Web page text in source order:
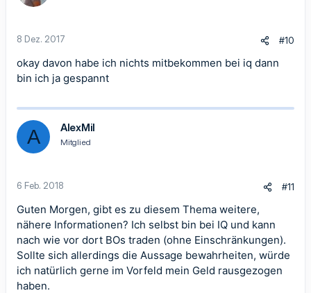
8 Dez. 2017 #10
okay davon habe ich nichts mitbekommen bei iq dann
bin ich ja gespannt
A AlexMil
Mitglied
6 Feb. 2018 #11
Guten Morgen, gibt es zu diesem Thema weitere,
nähere Informationen? Ich selbst bin bei IQ und kann
nach wie vor dort BOs traden (ohne Einschränkungen).
Sollte sich allerdings die Aussage bewahrheiten, würde
ich natürlich gerne im Vorfeld mein Geld rausgezogen
haben.